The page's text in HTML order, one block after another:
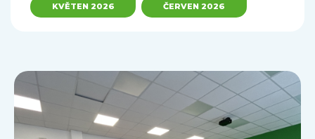
KVĚTEN 2026 ČERVEN 2026